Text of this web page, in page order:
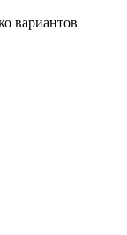
вариантов